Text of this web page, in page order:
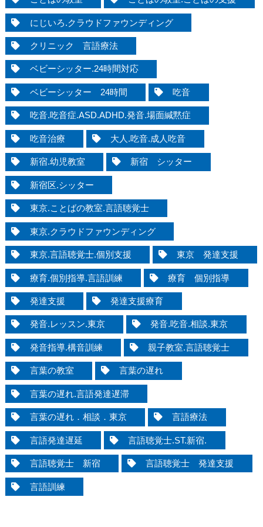
にじいろ.クラウドファウンディング
クリニック 言語療法
ベビーシッター.24時間対応
ベビーシッター 24時間 吃音
吃音.吃音症.ASD.ADHD.発音.場面緘黙症
吃音治療 大人.吃音.成人吃音
新宿.幼児教室 新宿 シッター
新宿区.シッター
東京.ことばの教室.言語聴覚士
東京.クラウドファウンディング
東京.言語聴覚士.個別支援 東京 発達支援
療育.個別指導.言語訓練 療育 個別指導
発達支援 発達支援療育
発音.レッスン.東京 発音.吃音.相談.東京
発音指導.構音訓練 親子教室.言語聴覚士
言葉の教室 言葉の遅れ
言葉の遅れ.言語発達遅滞
言葉の遅れ．相談．東京 言語療法
言語発達遅延 言語聴覚士.ST.新宿.
言語聴覚士 新宿 言語聴覚士 発達支援
言語訓練